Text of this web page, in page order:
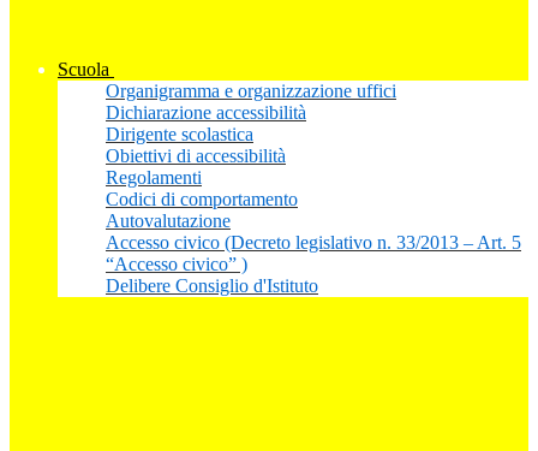
Scuola
Organigramma e organizzazione uffici
Dichiarazione accessibilità
Dirigente scolastica
Obiettivi di accessibilità
Regolamenti
Codici di comportamento
Autovalutazione
Accesso civico (Decreto legislativo n. 33/2013 – Art. 5
“Accesso civico” )
Delibere Consiglio d'Istituto